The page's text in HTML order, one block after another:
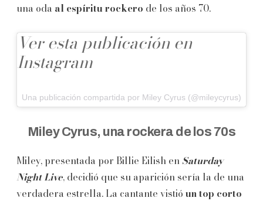
una oda al espíritu rockero de los años 70.
Ver esta publicación en
Instagram
Una publicación compartida por Miley Cyrus (@mileycyrus)
Miley Cyrus, una rockera de los 70s
Miley, presentada por Billie Eilish enSaturday
Night Live, decidió que su aparición sería la de una
verdadera estrella. La cantante vistió un top corto